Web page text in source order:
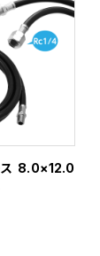
ス 8.0×12.0